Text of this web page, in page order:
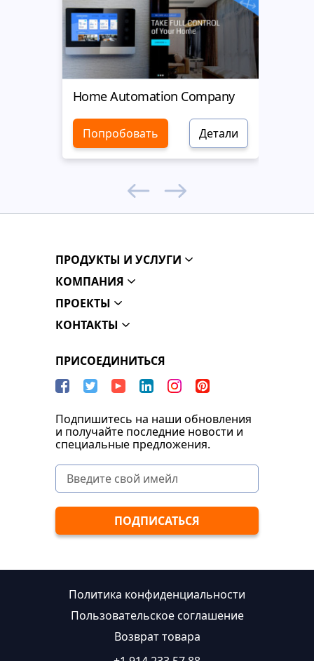
Home Automation Company
Попробовать Детали
ПРОДУКТЫ И УСЛУГИ
КОМПАНИЯ
ПРОЕКТЫ
КОНТАКТЫ
ПРИСОЕДИНИТЬСЯ
Подпишитесь на наши обновления
и получайте последние новости и
специальные предложения.
Политика конфиденциальности
Пользовательское соглашение
Возврат товара